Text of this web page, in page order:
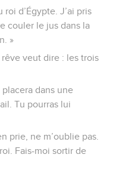
d’Égypte. J’ai pris
couler le jus dans la
»
veut dire : les trois
placera dans une
Tu pourras lui
prie, ne m’oublie pas.
Fais-moi sortir de